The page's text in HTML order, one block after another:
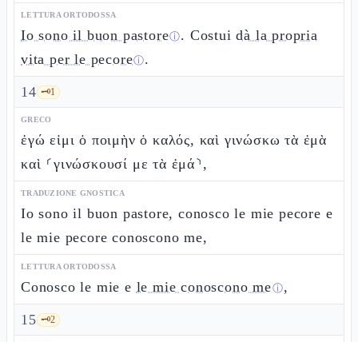
LETTURA ORTODOSSA
Io sono il buon pastoreⓘ. Costuidà la propria
vita per le pecoreⓘ.
14 🗝️1
GRECO
ἐγώ εἰμι ὁ ποιμὴν ὁ καλός, καὶ γινώσκω τὰ ἐμὰ
καὶ ⸂γινώσκουσί με τὰ ἐμά⸃,
TRADUZIONE GNOSTICA
Io sono il buon pastore, conosco le mie pecore e
le mie pecore conoscono me,
LETTURA ORTODOSSA
Conosco le mie e le mie conoscono meⓘ,
15 🗝️2